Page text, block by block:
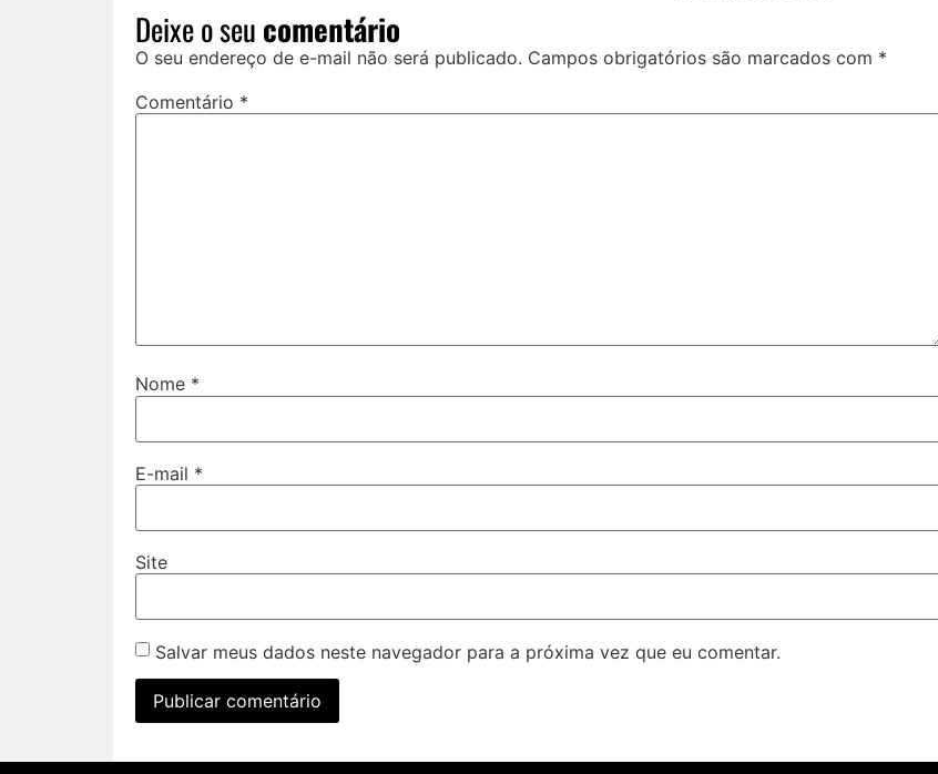
Deixe o seu comentário
O seu endereço de e-mail não será publicado. Campos obrigatórios são marcados com *
Comentário *
Nome *
E-mail *
Site
Salvar meus dados neste navegador para a próxima vez que eu comentar.